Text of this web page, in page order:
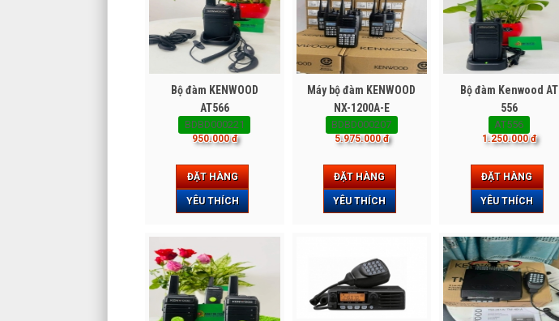
Bộ đàm KENWOOD
AT566
BDBD000221
950.000 đ
ĐẶT HÀNG
YÊU THÍCH
Máy bộ đàm KENWOOD
NX-1200A-E
BDBD000207
5.975.000 đ
ĐẶT HÀNG
YÊU THÍCH
Bộ đàm Kenwood AT
556
AT556
1.250.000 đ
ĐẶT HÀNG
YÊU THÍCH